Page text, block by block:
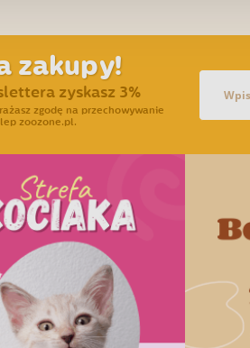
zakupy!
zyskasz 3%
zgodę na przechowywanie
zoozone.pl.